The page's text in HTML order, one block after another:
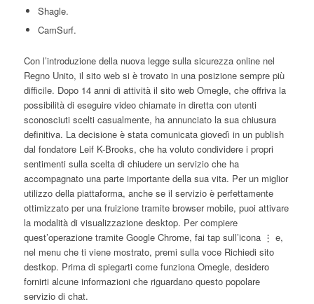
Shagle.
CamSurf.
Con l’introduzione della nuova legge sulla sicurezza online nel
Regno Unito, il sito web si è trovato in una posizione sempre più
difficile. Dopo 14 anni di attività il sito web Omegle, che offriva la
possibilità di eseguire video chiamate in diretta con utenti
sconosciuti scelti casualmente, ha annunciato la sua chiusura
definitiva. La decisione è stata comunicata giovedì in un publish
dal fondatore Leif K-Brooks, che ha voluto condividere i propri
sentimenti sulla scelta di chiudere un servizio che ha
accompagnato una parte importante della sua vita. Per un miglior
utilizzo della piattaforma, anche se il servizio è perfettamente
ottimizzato per una fruizione tramite browser mobile, puoi attivare
la modalità di visualizzazione desktop. Per compiere
quest’operazione tramite Google Chrome, fai tap sull’icona ⋮ e,
nel menu che ti viene mostrato, premi sulla voce Richiedi sito
destkop. Prima di spiegarti come funziona Omegle, desidero
fornirti alcune informazioni che riguardano questo popolare
servizio di chat.